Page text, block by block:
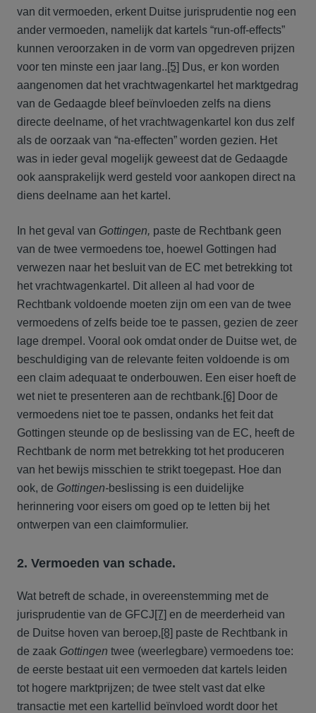
van dit vermoeden, erkent Duitse jurisprudentie nog een
ander vermoeden, namelijk dat kartels “run-off-effects”
kunnen veroorzaken in de vorm van opgedreven prijzen
voor ten minste een jaar lang..[5] Dus, er kon worden
aangenomen dat het vrachtwagenkartel het marktgedrag
van de Gedaagde bleef beïnvloeden zelfs na diens
directe deelname, of het vrachtwagenkartel kon dus zelf
als de oorzaak van “na-effecten” worden gezien. Het
was in ieder geval mogelijk geweest dat de Gedaagde
ook aansprakelijk werd gesteld voor aankopen direct na
diens deelname aan het kartel.
In het geval van Gottingen, paste de Rechtbank geen
van de twee vermoedens toe, hoewel Gottingen had
verwezen naar het besluit van de EC met betrekking tot
het vrachtwagenkartel. Dit alleen al had voor de
Rechtbank voldoende moeten zijn om een van de twee
vermoedens of zelfs beide toe te passen, gezien de zeer
lage drempel. Vooral ook omdat onder de Duitse wet, de
beschuldiging van de relevante feiten voldoende is om
een claim adequaat te onderbouwen. Een eiser hoeft de
wet niet te presenteren aan de rechtbank.[6] Door de
vermoedens niet toe te passen, ondanks het feit dat
Gottingen steunde op de beslissing van de EC, heeft de
Rechtbank de norm met betrekking tot het produceren
van het bewijs misschien te strikt toegepast. Hoe dan
ook, de Gottingen-beslissing is een duidelijke
herinnering voor eisers om goed op te letten bij het
ontwerpen van een claimformulier.
2. Vermoeden van schade.
Wat betreft de schade, in overeenstemming met de
jurisprudentie van de GFCJ[7] en de meerderheid van
de Duitse hoven van beroep,[8] paste de Rechtbank in
de zaak Gottingen twee (weerlegbare) vermoedens toe:
de eerste bestaat uit een vermoeden dat kartels leiden
tot hogere marktprijzen; de twee stelt vast dat elke
transactie met een kartellid beïnvloed wordt door het